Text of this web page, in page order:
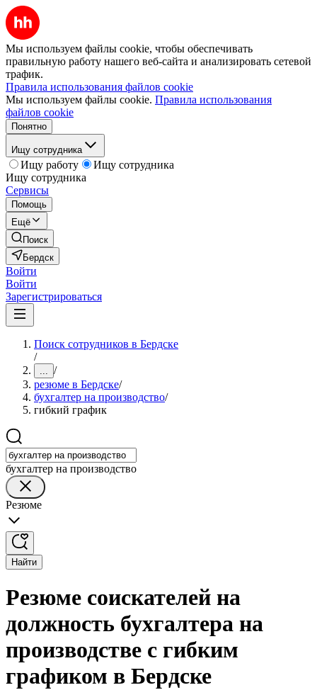
Мы используем файлы cookie, чтобы обеспечивать
правильную работу нашего веб-сайта и анализировать сетевой
трафик.
Правила использования файлов cookie
Мы используем файлы cookie. Правила использования
файлов cookie
Понятно
Ищу сотрудника
Ищу работу
Ищу сотрудника
Ищу сотрудника
Сервисы
Помощь
Ещё
Поиск
Бердск
Войти
Войти
Зарегистрироваться
Поиск сотрудников в Бердске
/
... /
резюме в Бердске/
бухгалтер на производство/
гибкий график
бухгалтер на производство
Резюме
Найти
Резюме соискателей на
должность бухгалтера на
производстве с гибким
графиком в Бердске